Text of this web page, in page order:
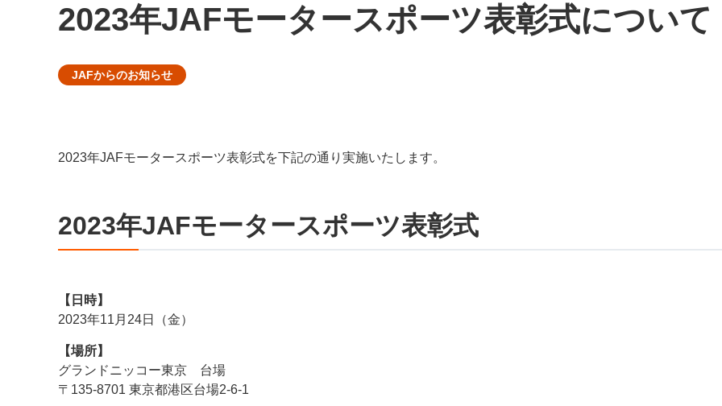
2023年JAFモータースポーツ表彰式について
JAFからのお知らせ
2023年JAFモータースポーツ表彰式を下記の通り実施いたします。
2023年JAFモータースポーツ表彰式
【日時】
2023年11月24日（金）
【場所】
グランドニッコー東京 台場
〒135-8701 東京都港区台場2-6-1